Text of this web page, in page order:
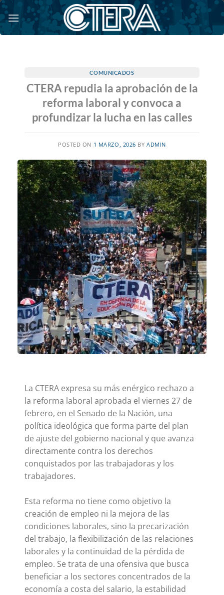
Saltar
al
contenido
COMUNICADOS
CTERA repudia la aprobación de la
reforma laboral y convoca a
profundizar la lucha en las calles
POSTED ON 1 MARZO, 2026 BYADMIN
La CTERA expresa su más enérgico rechazo a
la reforma laboral aprobada el viernes 27 de
febrero, en el Senado de la Nación, una
política ideológica que forma parte del plan
de ajuste del gobierno nacional y que avanza
directamente contra los derechos
conquistados por las trabajadoras y los
trabajadores.
Esta reforma no tiene como objetivo la
creación de empleo ni la mejora de las
condiciones laborales, sino la precarización
del trabajo, la flexibilización de las relaciones
laborales y la continuidad de la pérdida de
empleo. Se trata de una ofensiva que busca
beneficiar a los sectores concentrados de la
economía a costa del salario, la estabilidad